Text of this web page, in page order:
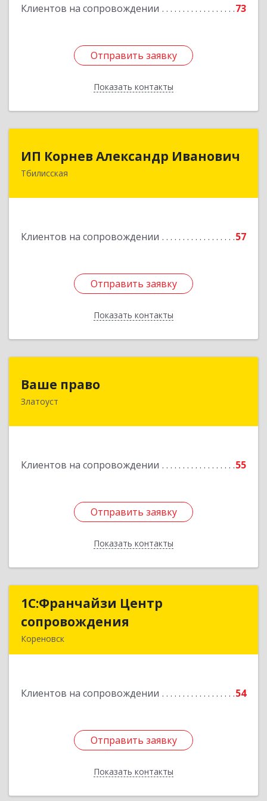
Клиентов на сопровождении 73
Отправить заявку
Показать контакты
Отправить заявку
Назад
ИП Корнев Александр Иванович
Тбилисская
Клиентов на сопровождении 57
Отправить заявку
Показать контакты
352360, Краснодарский край, Тбилисский р-н,
Отправить заявку
Назад
Ваше право
Златоуст
Клиентов на сопровождении 55
Отправить заявку
Показать контакты
Отправить заявку
Назад
1С:Франчайзи Центр
сопровождения
Кореновск
Клиентов на сопровождении 54
Отправить заявку
Показать контакты
1С:Франчайзи Центр
Отправить заявку
Назад